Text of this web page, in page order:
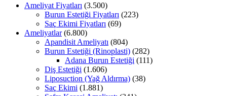
Ameliyat Fiyatları (3.500)
Burun Estetiği Fiyatları (223)
Saç Ekimi Fiyatları (69)
Ameliyatlar(6.800)
Apandisit Ameliyatı (804)
Burun Estetiği (Rinoplasti) (282)
Adana Burun Estetiği (111)
Diş Estetiği (1.606)
Liposuction (Yağ Aldırma) (38)
Saç Ekimi (1.881)